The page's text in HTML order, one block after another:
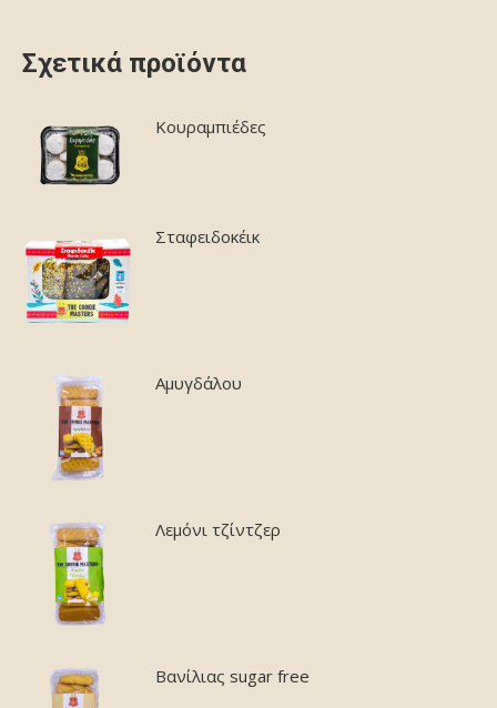
Σχετικά προϊόντα
Κουραμπιέδες
Σταφειδοκέικ
Αμυγδάλου
Λεμόνι τζίντζερ
Βανίλιας sugar free